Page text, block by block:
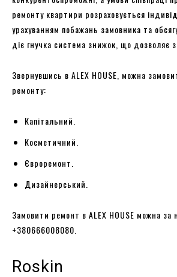
ремонту квартири розраховується
урахуванням побажань замовника та
діє гнучка система знижок, що дозволяє
Звернувшись в ALEX HOUSE, можна
ремонту:
Капітальний.
Косметичний.
Євроремонт.
Дизайнерський.
Замовити ремонт в ALEX HOUSE можна
+380666008080.
Roskin